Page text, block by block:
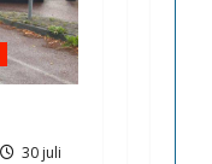
30 juli